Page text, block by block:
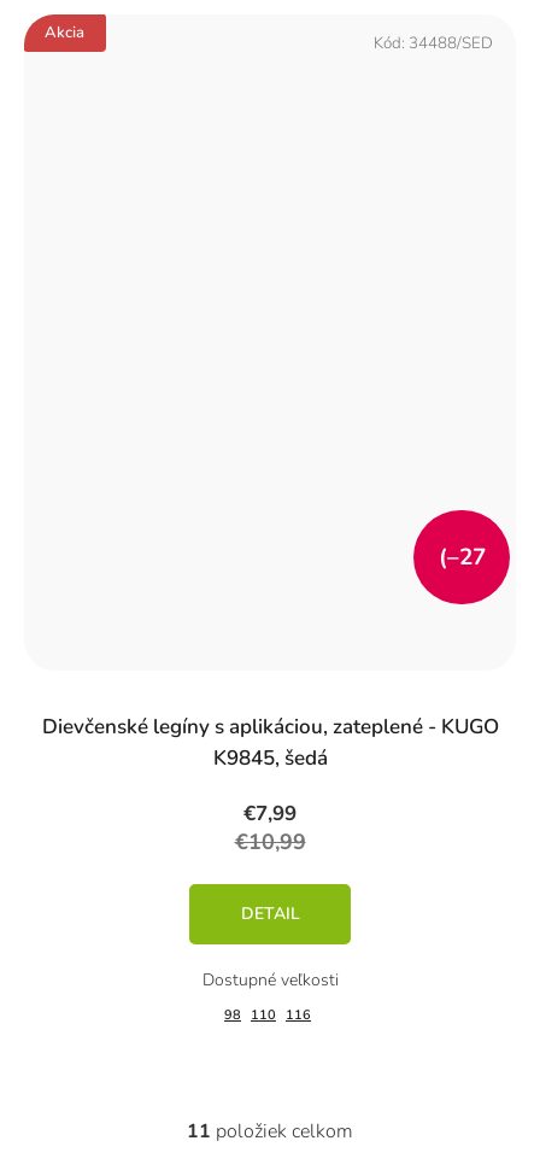
Akcia
Dievčenské legíny s aplikáciou, zateplené - KUGO
K9845, šedá
€7,99
€10,99
(–27
DETAIL
98 110 116
Kód: 34488/SED
O
11 položiek celkom